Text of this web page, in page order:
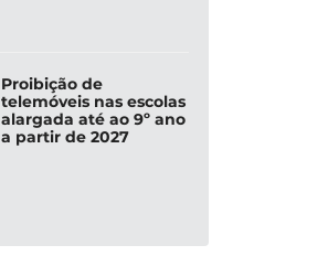
Proibição de
telemóveis nas escolas
alargada até ao 9º ano
a partir de 2027